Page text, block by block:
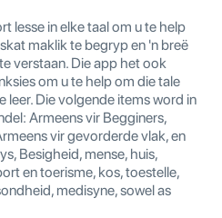
lesse in elke taal om u te help
maklik te begryp en 'n breë
verstaan. Die app het ook
om u te help om die tale
Die volgende items word in
Armeens vir Begginers,
vir gevorderde vlak, en
Besigheid, mense, huis,
en toerisme, kos, toestelle,
medisyne, sowel as